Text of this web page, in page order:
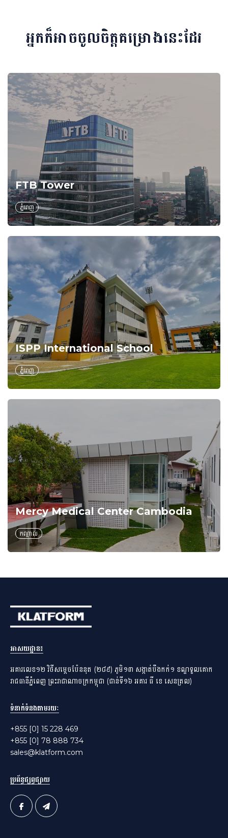
អ្នកក៏អាចចូលចិត្តគម្រោងនេះដែរ
FTB Tower
ភ្នំពេញ
ISPP International School
ភ្នំពេញ
Mercy Medical Center Cambodia
កណ្តាល
អាសយដ្ឋាន​៖
អគារលេខ១២ វិថីសម្តេចប៉ែននុត (២៨៩) ភូមិ១៣ សង្កាត់បឹងកក់១ ខណ្ឌទួលគោក
រាជធានីភ្នំពេញ ព្រះរាជាណាចក្រកម្ពុជា (ជាន់ទី១៦ អគារ ធី ខេ សេនត្រល)
ទំនាក់ទំនងតាមរយៈ
+855 [0] 15 228 469
+855 [0] 78 888 734
sales@klatform.com
ប្រព័ន្ធផ្សព្វផ្សាយ